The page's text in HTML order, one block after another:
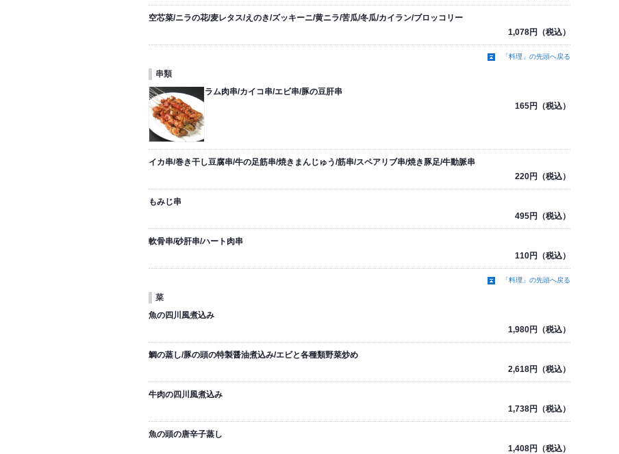
空芯菜/ニラの花/麦レタス/えのき/ズッキーニ/黄ニラ/苦瓜/冬瓜/カイラン/ブロッコリー
1,078円（税込）
「料理」の先頭へ戻る
串類
ラム肉串/カイコ串/エビ串/豚の豆肝串
165円（税込）
イカ串/巻き干し豆腐串/牛の足筋串/焼きまんじゅう/筋串/スペアリブ串/焼き豚足/牛動脈串
220円（税込）
もみじ串
495円（税込）
軟骨串/砂肝串/ハート肉串
110円（税込）
「料理」の先頭へ戻る
菜
魚の四川風煮込み
1,980円（税込）
鯛の蒸し/豚の頭の特製醤油煮込み/エビと各種類野菜炒め
2,618円（税込）
牛肉の四川風煮込み
1,738円（税込）
魚の頭の唐辛子蒸し
1,408円（税込）